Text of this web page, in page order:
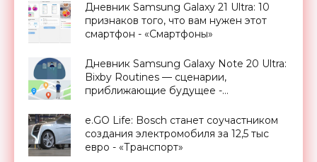
Дневник Samsung Galaxy 21 Ultra: 10
признаков того, что вам нужен этот
смартфон - «Смартфоны»
Дневник Samsung Galaxy Note 20 Ultra:
Bixby Routines — сценарии,
приближающие будущее -
e.GO Life: Bosch станет соучастником
создания электромобиля за 12,5 тыс
евро - «Транспорт»